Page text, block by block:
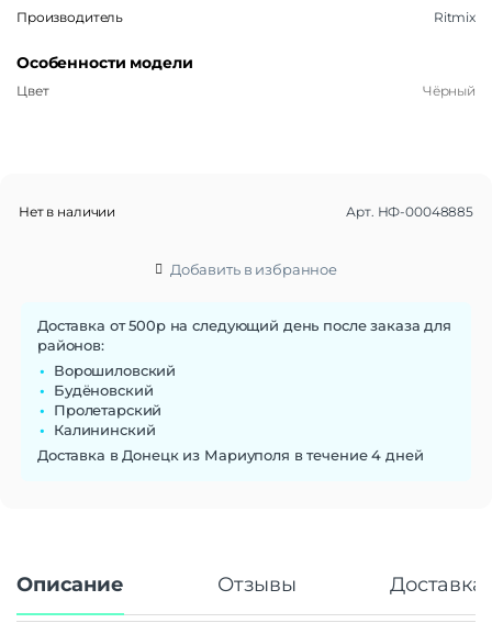
Производитель Ritmix
Особенности модели
Цвет Чёрный
Нет в наличии Арт. НФ-00048885
Добавить в избранное
Доставка от 500р на следующий день после заказа для
районов:
Ворошиловский
Будёновский
Пролетарский
Калининский
Доставка в Донецк из Мариуполя в течение 4 дней
Описание Отзывы Доставка